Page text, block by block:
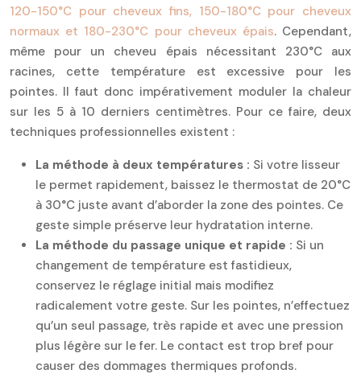
120-150°C pour cheveux fins, 150-180°C pour cheveux
normaux et 180-230°C pour cheveux épais. Cependant,
même pour un cheveu épais nécessitant 230°C aux
racines, cette température est excessive pour les
pointes. Il faut donc impérativement moduler la chaleur
sur les 5 à 10 derniers centimètres. Pour ce faire, deux
techniques professionnelles existent :
La méthode à deux températures : Si votre lisseur
le permet rapidement, baissez le thermostat de 20°C
à 30°C juste avant d’aborder la zone des pointes. Ce
geste simple préserve leur hydratation interne.
La méthode du passage unique et rapide : Si un
changement de température est fastidieux,
conservez le réglage initial mais modifiez
radicalement votre geste. Sur les pointes, n’effectuez
qu’un seul passage, très rapide et avec une pression
plus légère sur le fer. Le contact est trop bref pour
causer des dommages thermiques profonds.